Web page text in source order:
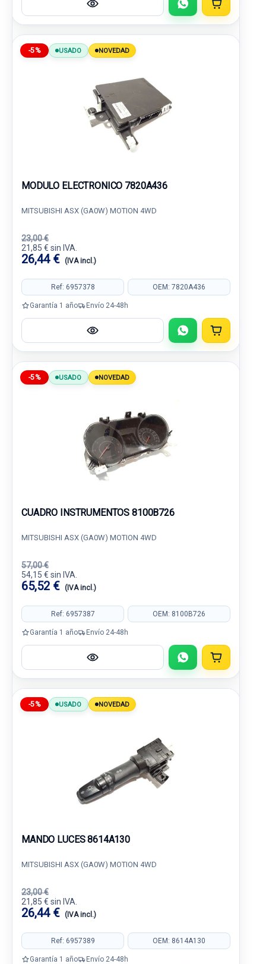
-5% USADO NOVEDAD
MODULO ELECTRONICO 7820A436
MITSUBISHI ASX (GA0W) MOTION 4WD
23,00 €
21,85 € sin IVA.
26,44 € (IVA incl.)
Ref: 6957378 OEM: 7820A436
Garantía 1 año Envío 24-48h
-5% USADO NOVEDAD
CUADRO INSTRUMENTOS 8100B726
MITSUBISHI ASX (GA0W) MOTION 4WD
57,00 €
54,15 € sin IVA.
65,52 € (IVA incl.)
Ref: 6957387 OEM: 8100B726
Garantía 1 año Envío 24-48h
-5% USADO NOVEDAD
MANDO LUCES 8614A130
MITSUBISHI ASX (GA0W) MOTION 4WD
23,00 €
21,85 € sin IVA.
26,44 € (IVA incl.)
Ref: 6957389 OEM: 8614A130
Garantía 1 año Envío 24-48h